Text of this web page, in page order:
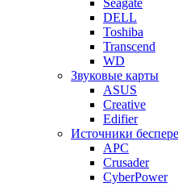
Seagate
DELL
Toshiba
Transcend
WD
Звуковые карты
ASUS
Creative
Edifier
Источники
APC
Crusader
CyberPower